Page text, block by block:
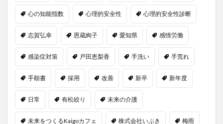
心の知能指数 心理的安全性 心理的安全性診断
志賀弘幸 恩蔵絢子 愛知県 感情労働
感染症対策 戸田恵梨香 手洗い 手荒れ
手順書 採用 改善 新卒 新年度
日常 有松絞り 未来の介護
未来をつくるKaigoカフェ 株式会社いぶき 梅雨